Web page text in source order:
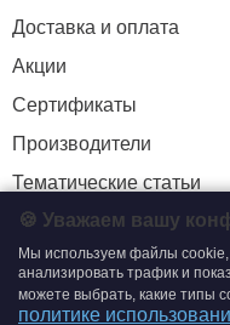
Доставка и оплата
Акции
Сертификаты
Производители
Тематические статьи
+7 (495) 204-19-33
zakaz@smtrading.ru
🍪 Уважаем вашу
Мы используем файлы cookie,
анализировать трафик и
можете выбрать, какие типы
политике